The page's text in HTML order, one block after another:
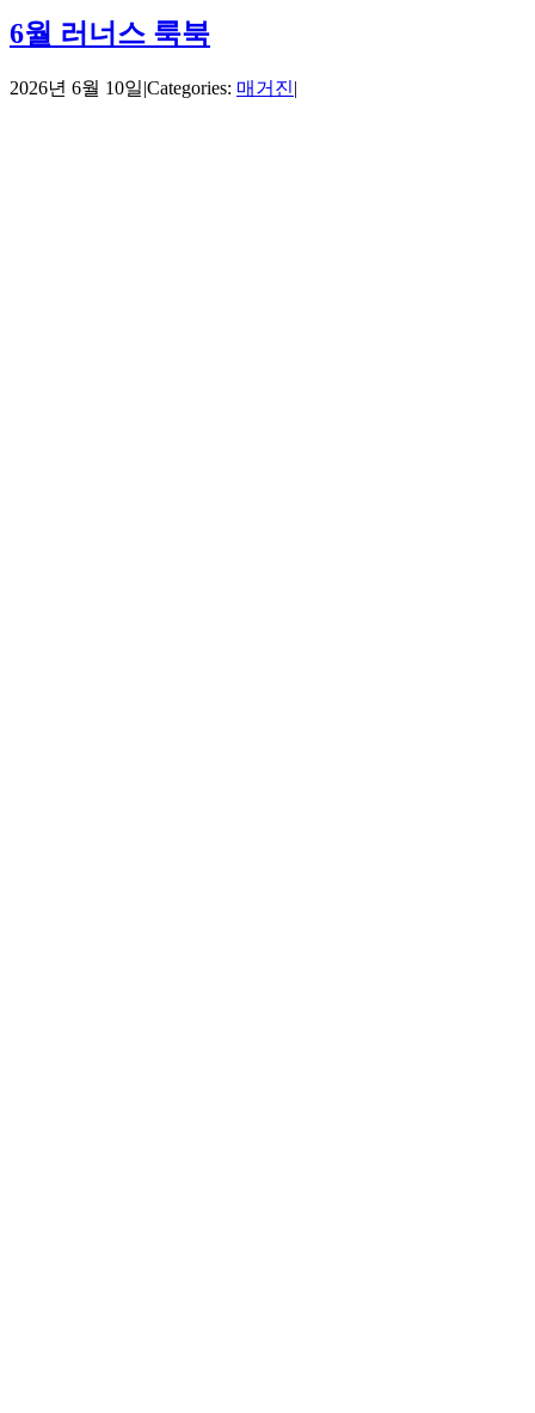
6월 러너스 룩북
2026년 6월 10일|Categories: 매거진|